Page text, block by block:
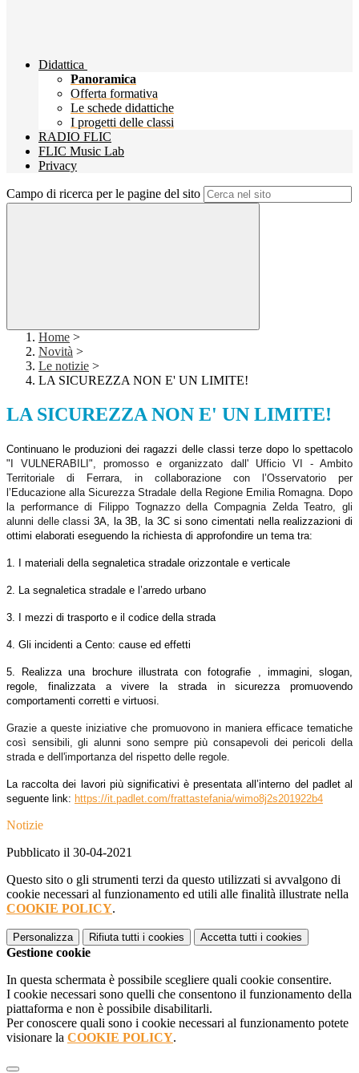
Didattica
Panoramica
Offerta formativa
Le schede didattiche
I progetti delle classi
RADIO FLIC
FLIC Music Lab
Privacy
Campo di ricerca per le pagine del sito
Home >
Novità >
Le notizie >
LA SICUREZZA NON E' UN LIMITE!
LA SICUREZZA NON E' UN LIMITE!
Continuano le produzioni dei ragazzi delle classi terze dopo lo spettacolo
"I VULNERABILI", promosso e organizzato dall' Ufficio VI - Ambito
Territoriale di Ferrara, in collaborazione con l’Osservatorio per
l’Educazione alla Sicurezza Stradale della Regione Emilia Romagna. Dopo
la performance di Filippo Tognazzo della Compagnia Zelda Teatro, gli
alunni delle classi3A, la 3B, la 3C si sono cimentati nella realizzazioni di
ottimi elaborati eseguendo la richiesta di approfondire un tema tra:
1. I materiali della segnaletica stradale orizzontale e verticale
2. La segnaletica stradale e l’arredo urbano
3. I mezzi di trasporto e il codice della strada
4. Gli incidenti a Cento: cause ed effetti
5. Realizza una brochure illustrata con fotografie , immagini, slogan,
regole, finalizzata a vivere la strada in sicurezza promuovendo
comportamenti corretti e virtuosi.
Grazie a queste iniziative che promuovono in maniera efficace tematiche
così sensibili, gli alunni sono sempre più consapevoli dei pericoli della
strada e dell'importanza del rispetto delle regole.
La raccolta dei lavori più significativi è presentata all’interno del padlet al
seguente link: https://it.padlet.com/frattastefania/wimo8j2s201922b4
Notizie
Pubblicato il 30-04-2021
Questo sito o gli strumenti terzi da questo utilizzati si avvalgono di
cookie necessari al funzionamento ed utili alle finalità illustrate nella
COOKIE POLICY.
Personalizza Rifiuta tutti i cookies Accetta tutti i cookies
Gestione cookie
In questa schermata è possibile scegliere quali cookie consentire.
I cookie necessari sono quelli che consentono il funzionamento della
piattaforma e non è possibile disabilitarli.
Per conoscere quali sono i cookie necessari al funzionamento potete
visionare la COOKIE POLICY.